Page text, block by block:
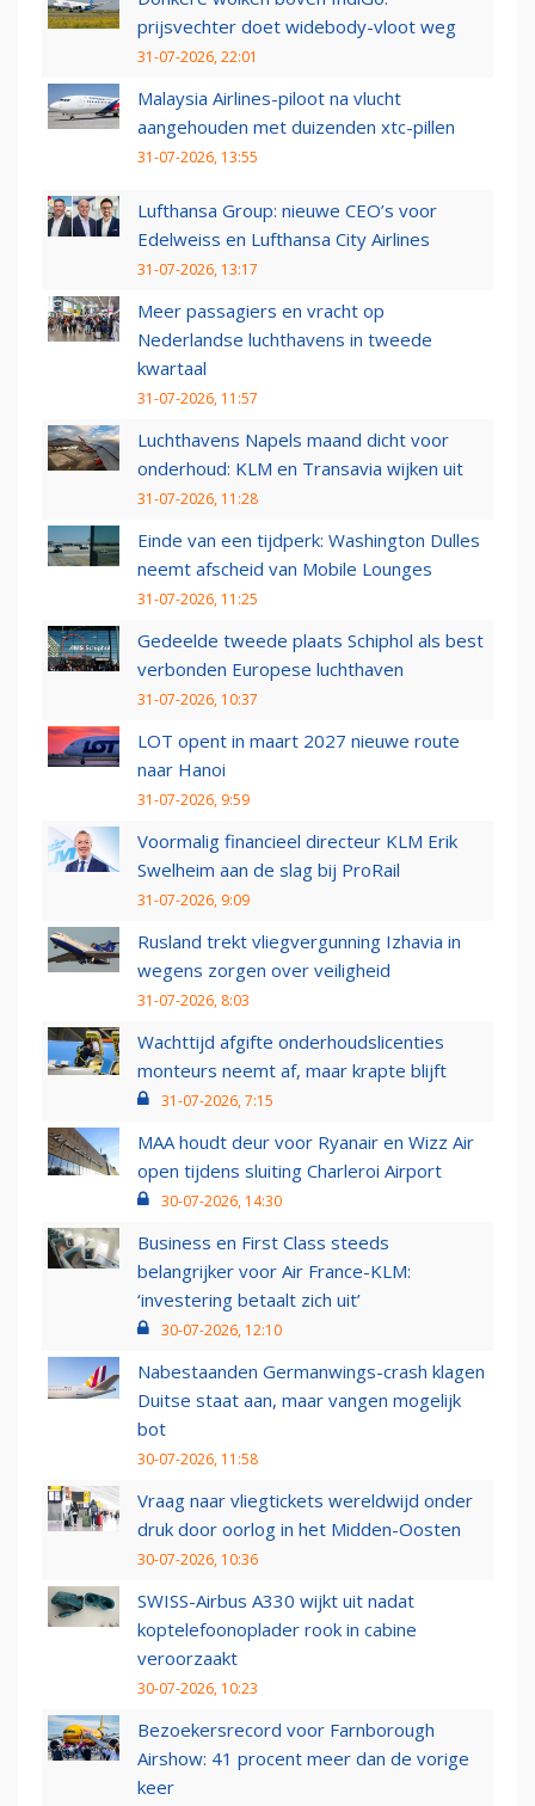
prijsvechter doet widebody-vloot weg
31-07-2026, 22:01
Malaysia Airlines-piloot na vlucht
aangehouden met duizenden xtc-pillen
31-07-2026, 13:55
Lufthansa Group: nieuwe CEO’s voor
Edelweiss en Lufthansa City Airlines
31-07-2026, 13:17
Meer passagiers en vracht op
Nederlandse luchthavens in tweede
kwartaal
31-07-2026, 11:57
Luchthavens Napels maand dicht voor
onderhoud: KLM en Transavia wijken uit
31-07-2026, 11:28
Einde van een tijdperk: Washington Dulles
neemt afscheid van Mobile Lounges
31-07-2026, 11:25
Gedeelde tweede plaats Schiphol als best
verbonden Europese luchthaven
31-07-2026, 10:37
LOT opent in maart 2027 nieuwe route
naar Hanoi
31-07-2026, 9:59
Voormalig financieel directeur KLM Erik
Swelheim aan de slag bij ProRail
31-07-2026, 9:09
Rusland trekt vliegvergunning Izhavia in
wegens zorgen over veiligheid
31-07-2026, 8:03
Wachttijd afgifte onderhoudslicenties
monteurs neemt af, maar krapte blijft
31-07-2026, 7:15
MAA houdt deur voor Ryanair en Wizz Air
open tijdens sluiting Charleroi Airport
30-07-2026, 14:30
Business en First Class steeds
belangrijker voor Air France-KLM:
‘investering betaalt zich uit’
30-07-2026, 12:10
Nabestaanden Germanwings-crash klagen
Duitse staat aan, maar vangen mogelijk
bot
30-07-2026, 11:58
Vraag naar vliegtickets wereldwijd onder
druk door oorlog in het Midden-Oosten
30-07-2026, 10:36
SWISS-Airbus A330 wijkt uit nadat
koptelefoonoplader rook in cabine
veroorzaakt
30-07-2026, 10:23
Bezoekersrecord voor Farnborough
Airshow: 41 procent meer dan de vorige
keer